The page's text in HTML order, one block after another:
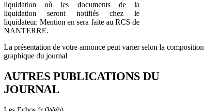
liquidation où les documents de la
liquidation seront notifiés chez le
liquidateur. Mention en sera faite au RCS de
NANTERRE.
La présentation de votre annonce peut varier selon la composition
graphique du journal
AUTRES PUBLICATIONS DU
JOURNAL